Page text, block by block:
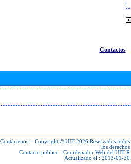
Contactos
Contáctenos - Copyright © UIT 2026 Reservados todos
los derechos
Contacto público : Coordenador Web del UIT-R
Actualizado el : 2013-01-30